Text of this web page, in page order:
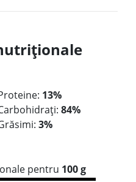
13%
84%
3%
pentru 100 g